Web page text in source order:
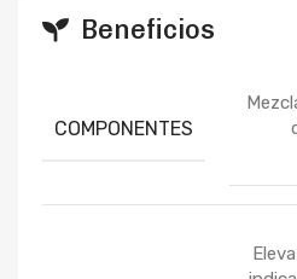
Beneficios
COMPONENTES